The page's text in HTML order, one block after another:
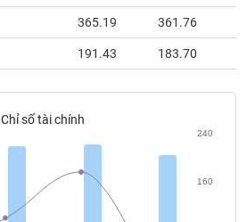
365.19 361.76
191.43 183.70
Chỉ số tài chính
160
240